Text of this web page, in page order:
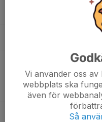
15. Vincent Movenius
17. Hjalmar
18. Edvin Rundquist
20. Mille Fredriksson
26. Hugo Fredrickson
Vi använder oss
webbplats ska
även för
Så